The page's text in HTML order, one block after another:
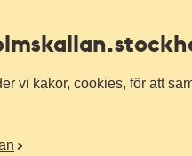
vi kakor, cookies, för att